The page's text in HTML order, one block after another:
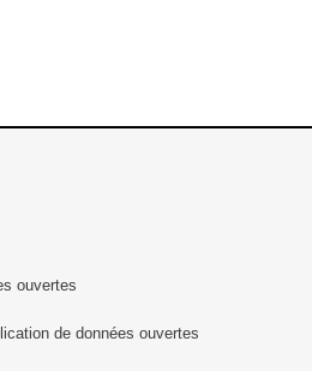
ouvertes
de données ouvertes